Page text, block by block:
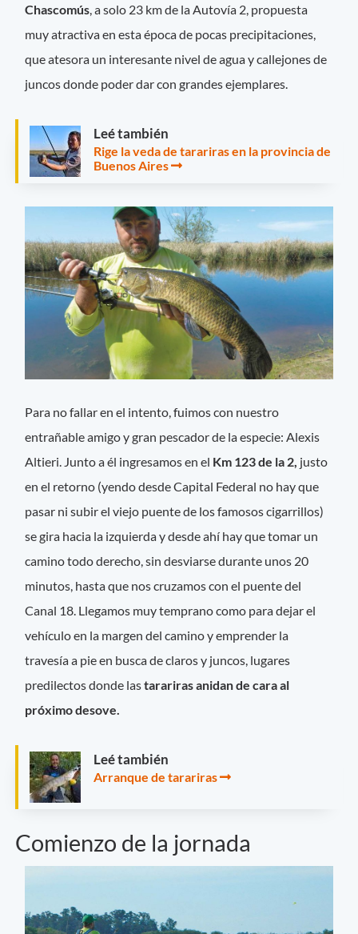
Chascomús , a solo 23 km de la Autovía 2, propuesta
muy atractiva en esta época de pocas precipitaciones,
que atesora un interesante nivel de agua y callejones de
juncos donde poder dar con grandes ejemplares.
Leé también
Rige la veda de tarariras en la provincia de
Buenos Aires
Para no fallar en el intento, fuimos con nuestro
entrañable amigo y gran pescador de la especie: Alexis
Altieri. Junto a él ingresamos en el Km 123 de la 2, justo
en el retorno (yendo desde Capital Federal no hay que
pasar ni subir el viejo puente de los famosos cigarrillos)
se gira hacia la izquierda y desde ahí hay que tomar un
camino todo derecho, sin desviarse durante unos 20
minutos, hasta que nos cruzamos con el puente del
Canal 18. Llegamos muy temprano como para dejar el
vehículo en la margen del camino y emprender la
travesía a pie en busca de claros y juncos, lugares
predilectos donde lastarariras anidan de cara al
próximo desove.
Leé también
Arranque de tarariras
Comienzo de la jornada